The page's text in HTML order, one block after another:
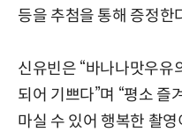
등을 추첨을 통해 증정한
신유빈은 “바나나맛우유
되어 기쁘다”며 “평소 즐
마실 수 있어 행복한 촬